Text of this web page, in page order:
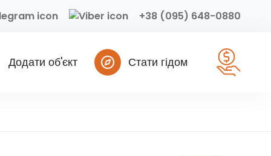
+38 (095) 648-0880
Додати об'єкт Стати гідом